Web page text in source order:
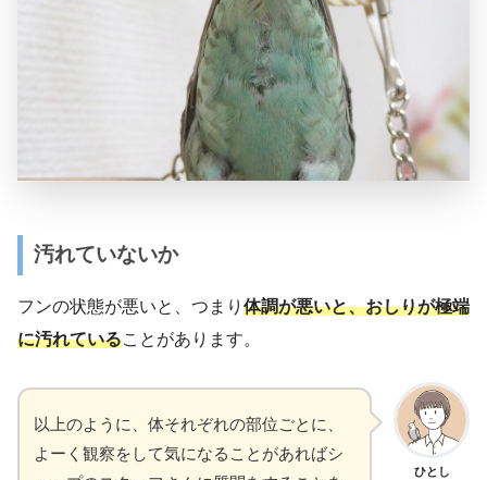
汚れていないか
フンの状態が悪いと、つまり 体調が悪いと、おしりが極端
に汚れていることがあります。
ひとし
以上のように、体それぞれの部位ごとに、
よーく観察をして気になることがあればシ